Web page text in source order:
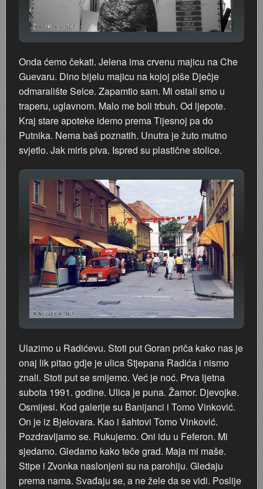
P(j)eskari na Kupi
Otvaranje Muzeja Ribar u Vukmaniću 1968.
Nedjeljko Fak
Motocross na Starom gradu Dubovcu
Motocross na Šancu
Onda ćemo čekati. Jelena ima crvenu majicu na Che
Guevaru. Dino bijelu majicu na kojoj piše Dječje
odmaralište Selce. Zapamtio sam. Mi ostali smo u
traperu, uglavnom. Malo me boli trbuh. Od ljepote.
Kraj stare apoteke idemo prema Tijesnoj pa do
Putnika. Nema baš poznatih. Unutra je žuto mutno
svjetlo. Jak miris piva. Ispred su plastične stolice.
Ulazimo u Radićevu. Stoti put Goran priča kako nas je
onaj lik pitao gdje je ulica Stjepana Radića i nismo
znali. Stoti put se smijemo. Već je noć. Prva ljetna
subota 1991. godine. Ulica je puna. Žamor. Djevojke.
Osmijesi. Kod galerije su Banijanci i Tomo Vinković.
On je iz Bjelovara. Kao i šahtovi Tomo Vinković.
Pozdravljamo se. Rukujemo. Oni idu u Feferon. Mi
sjedamo. Gledamo kako teče grad. Maja mi maše.
Stipe i Zvonka naslonjeni su na parohiju. Gledaju
prema nama. Svađaju se, a ne žele da se vidi. Poslije